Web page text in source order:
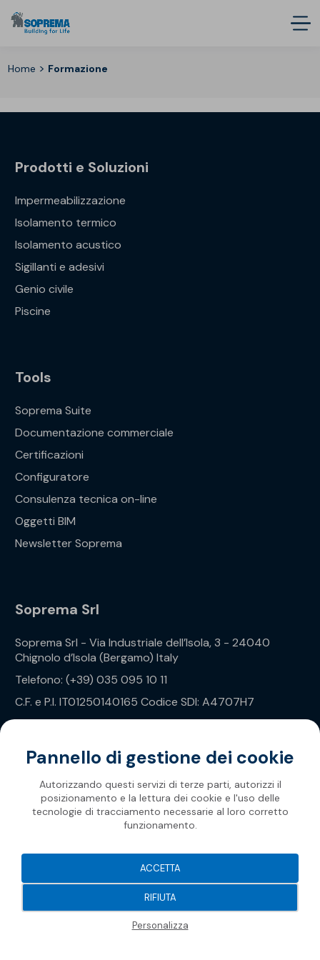
Home > Formazione
Prodotti e Soluzioni
Impermeabilizzazione
Isolamento termico
Isolamento acustico
Sigillanti e adesivi
Genio civile
Piscine
Tools
Soprema Suite
Documentazione commerciale
Certificazioni
Configuratore
Consulenza tecnica on-line
Oggetti BIM
Newsletter Soprema
Soprema Srl
Soprema Srl - Via Industriale dell’Isola, 3 - 24040
Chignolo d’Isola (Bergamo) Italy
Telefono: (+39) 035 095 10 11
C.F. e P.I. IT01250140165 Codice SDI: A4707H7
Privacy Policy
Soprema 2026
Pannello di gestione dei cookie
Autorizzando questi servizi di terze parti, autorizzi il
posizionamento e la lettura dei cookie e l'uso delle
tecnologie di tracciamento necessarie al loro corretto
funzionamento.
RIFIUTA
Personalizza
ACCETTA